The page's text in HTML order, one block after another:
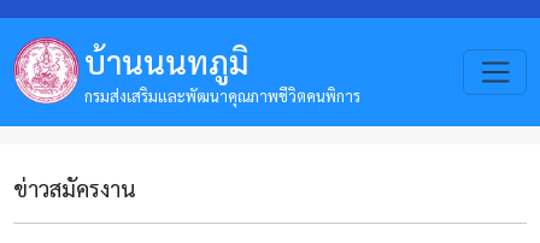
บ้านนนทภูมิ
กรมส่งเสริมและพัฒนาคุณภาพชีวิตคนพิการ
ข่าวสมัครงาน